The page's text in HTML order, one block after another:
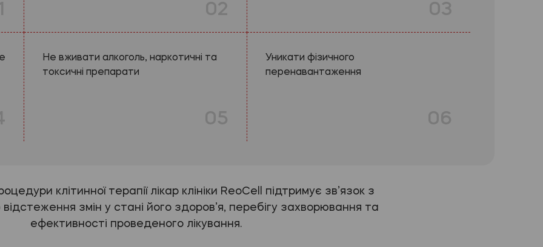
02 03
Не вживати алкоголь, наркотичні та
токсичні препарати
05
Уникати фізичного
перенавантаження
06
клітинної терапії лікар клініки ReoCell підтримує зв’язок з
змін у стані його здоров’я, перебігу захворювання та
ефективності проведеного лікування.